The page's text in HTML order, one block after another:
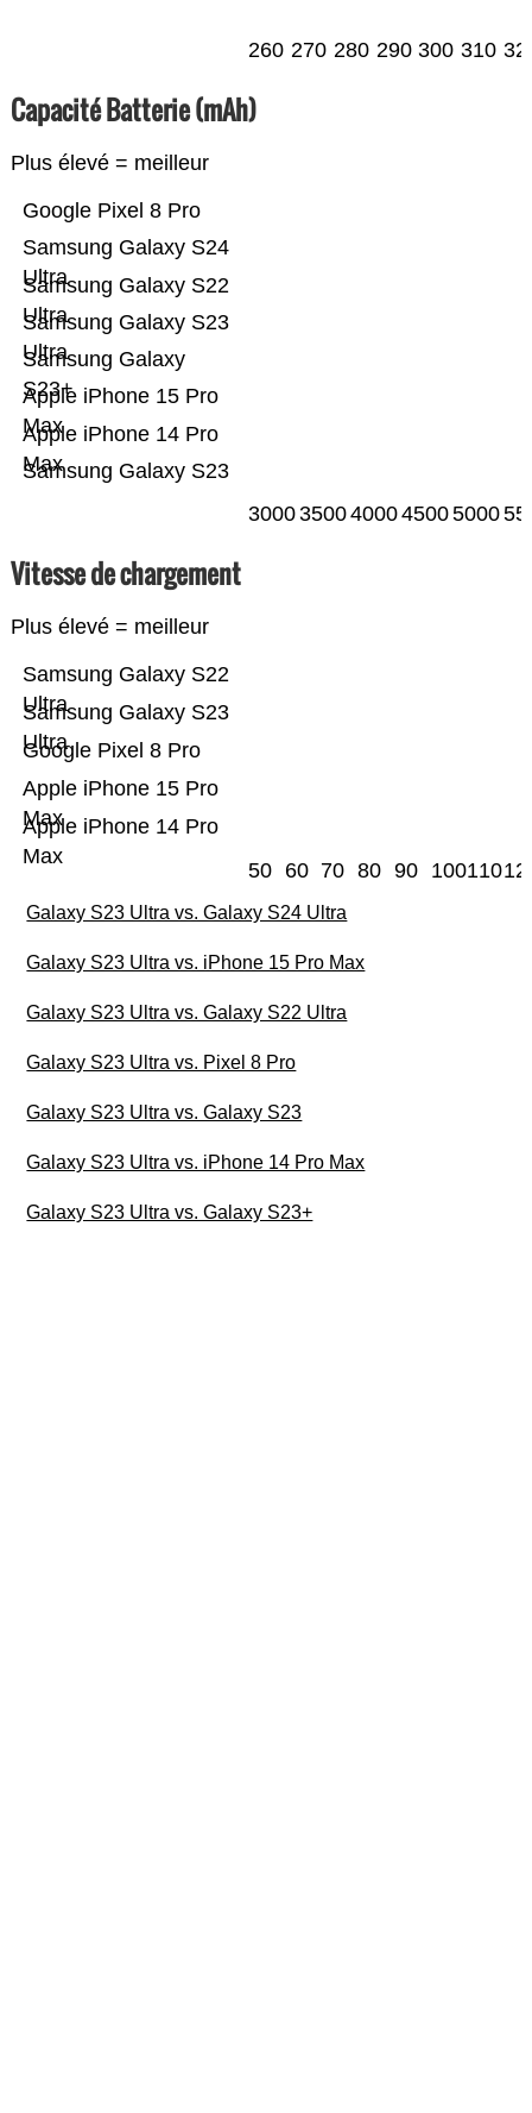
260 270 280 290 300 310
Capacité Batterie (mAh)
Plus élevé = meilleur
Samsung Galaxy S23
Apple iPhone 14 Pro
Max
Apple iPhone 15 Pro
Max
Samsung Galaxy
S23+
Samsung Galaxy S23
Ultra
Samsung Galaxy S22
Ultra
Samsung Galaxy S24
Ultra
Google Pixel 8 Pro
30003500400045005000
Vitesse de chargement
Plus élevé = meilleur
Apple iPhone 14 Pro
Max
Apple iPhone 15 Pro
Max
Google Pixel 8 Pro
Samsung Galaxy S23
Ultra
Samsung Galaxy S22
Ultra
50 60 70 80 90 100110
Galaxy S23 Ultra vs. Galaxy S24 Ultra
Galaxy S23 Ultra vs. iPhone 15 Pro Max
Galaxy S23 Ultra vs. Galaxy S22 Ultra
Galaxy S23 Ultra vs. Pixel 8 Pro
Galaxy S23 Ultra vs. Galaxy S23
Galaxy S23 Ultra vs. iPhone 14 Pro Max
Galaxy S23 Ultra vs. Galaxy S23+